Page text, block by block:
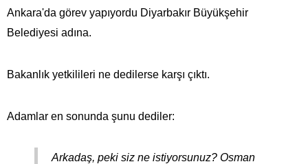
Ankara'da görev yapıyordu Diyarbakır Büyükşehir
Belediyesi adına.
Bakanlık yetkilileri ne dedilerse karşı çıktı.
Adamlar en sonunda şunu dediler:
Arkadaş, peki siz ne istiyorsunuz? Osman